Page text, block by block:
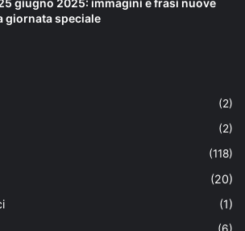
giugno 2025: immagini e frasi nuove
giornata speciale
(2)
(2)
(118)
(20)
(1)